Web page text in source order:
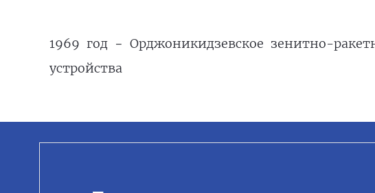
1969 год − Орджоникидзевское зенитно-
устройства